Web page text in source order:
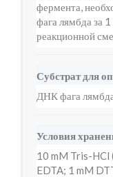
фермента,
фага лямбда за
реакционной
Субстрат для
ДНК фага
Условия
10 mM Tris-HCl
EDTA; 1 mM